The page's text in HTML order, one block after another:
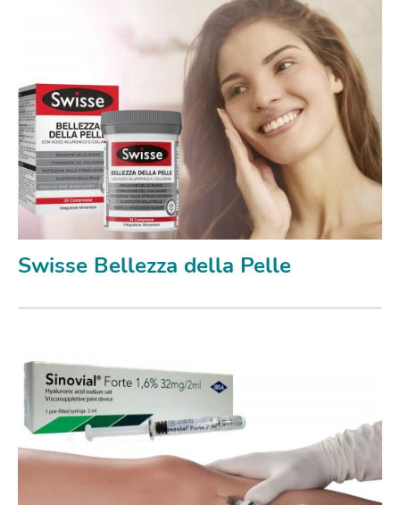
Swisse Bellezza della Pelle